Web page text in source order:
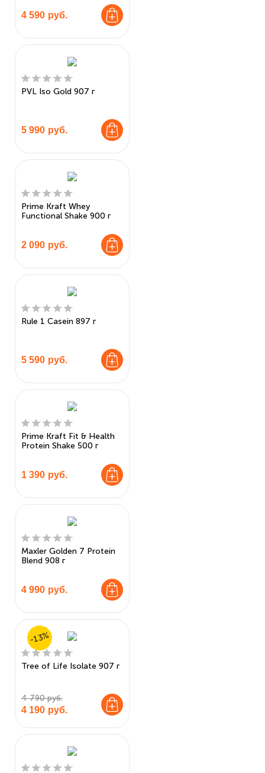
4 590 руб.
PVL Iso Gold 907 г
5 990 руб.
Prime Kraft Whey
Functional Shake 900 г
2 090 руб.
Rule 1 Casein 897 г
5 590 руб.
Prime Kraft Fit & Health
Protein Shake 500 г
1 390 руб.
Maxler Golden 7 Protein
Blend 908 г
4 990 руб.
Tree of Life Isolate 907 г
4 790 руб.
4 190 руб.
-13%